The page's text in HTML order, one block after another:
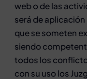
web o de las
será de
que se someten
siendo
todos los
con su uso los